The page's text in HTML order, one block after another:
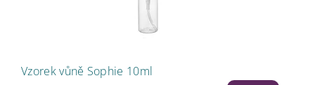
Vzorek vůně Sophie 10ml